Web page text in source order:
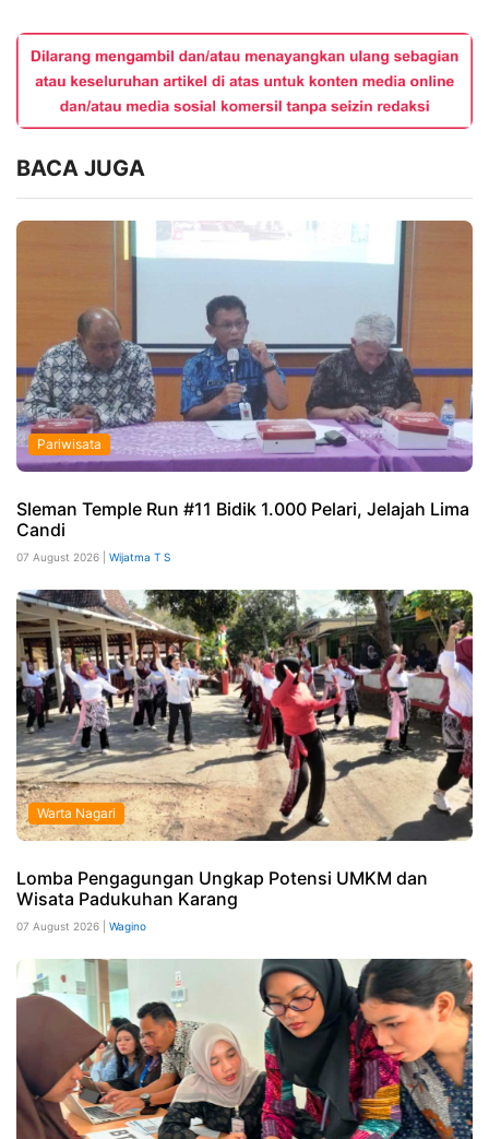
BACA JUGA
Pariwisata
Sleman Temple Run #11 Bidik 1.000 Pelari, Jelajah Lima
Candi
07 August 2026 | Wijatma T S
Warta Nagari
Lomba Pengagungan Ungkap Potensi UMKM dan
Wisata Padukuhan Karang
07 August 2026 | Wagino